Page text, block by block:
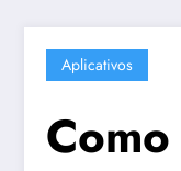
Aplicativos